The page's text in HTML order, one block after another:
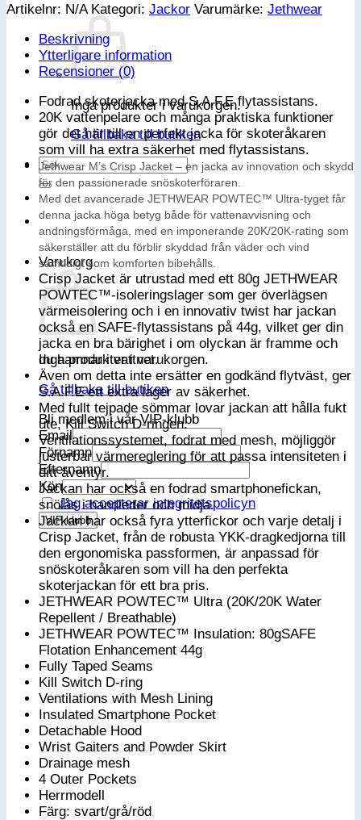
Inga produkter i varukorgen.
Gå tillbaka till butiken
Sök
efter:
Varukorg
Inga produkter i varukorgen.
Gå tillbaka till butiken
Bli medlem i vår VIP-klubb
Email
Förnamn
Efternamn
Kön
Jag accepterar integritetspolicyn
Herr
Svart/Grå/Röd
mängd
Artikelnr: N/A Kategori: Jackor Varumärke: Jethwear
Beskrivning
Ytterligare information
Recensioner (0)
Fodrad skoterjacka med S.A.F.E flytassistans.
20K vattenpelare och många praktiska funktioner
gör det här till en perfekt jacka för skoteråkaren
som vill ha extra säkerhet med flytassistans.
Jethwear M’s Crisp Jacket – en jacka av innovation och skydd
för den passionerade snöskoterföraren.
Med det avancerade JETHWEAR POWTEC™ Ultra-tyget får
denna jacka höga betyg både för vattenavvisning och
andningsförmåga, med en imponerande 20K/20K-rating som
säkerställer att du förblir skyddad från väder och vind
samtidigt som komforten bibehålls.
Crisp Jacket är utrustad med ett 80g JETHWEAR
POWTEC™-isoleringslager som ger överlägsen
värmeisolering och i en innovativ twist har jackan
också en SAFE-flytassistans på 44g, vilket ger din
jacka en bra bärighet i om olyckan är framme och
du hamnar i vattnet.
Även om detta inte ersätter en godkänd flytväst, ger
S.A.F.E ett extra lager av säkerhet.
Med fullt tejpade sömmar lovar jackan att hålla fukt
ute, Kill Switch D-ringen.
Ventilationssystemet, fodrat med mesh, möjliggör
justerbar värmereglering för att passa intensiteten i
ditt äventyr.
Jackan har också en fodrad smartphonefickan,
snölås i handleder och midja.
Jackan har också fyra ytterfickor och varje detalj i
Crisp Jacket, från de robusta YKK-dragkedjorna till
den ergonomiska passformen, är anpassad för
snöskoteråkaren som vill ha den perfekta
skoterjackan för ett bra pris.
JETHWEAR POWTEC™ Ultra (20K/20K Water
Repellent / Breathable)
JETHWEAR POWTEC™ Insulation: 80gSAFE
Flotation Enhancement 44g
Fully Taped Seams
Kill Switch D-ring
Ventilations with Mesh Lining
Insulated Smartphone Pocket
Detachable Hood
Wrist Gaiters and Powder Skirt
Drainage mesh
4 Outer Pockets
Herrmodell
Färg: svart/grå/röd